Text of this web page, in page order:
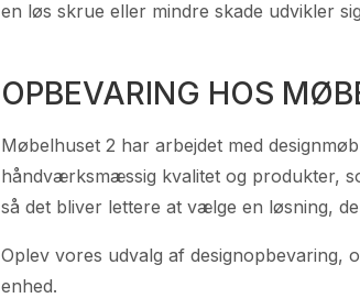
en løs skrue eller mindre skade udvikler
OPBEVARING HOS
Møbelhuset 2 har arbejdet med
håndværksmæssig kvalitet og produkter,
så det bliver lettere at vælge en løsning,
Oplev vores udvalg af designopbevaring,
enhed.